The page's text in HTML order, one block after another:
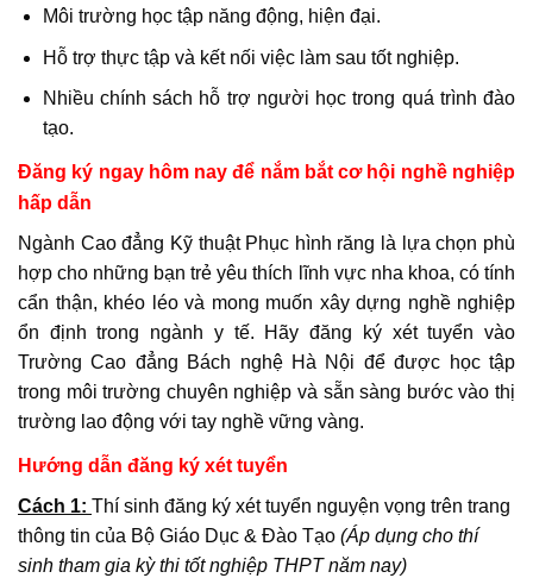
Môi trường học tập năng động, hiện đại.
Hỗ trợ thực tập và kết nối việc làm sau tốt nghiệp.
Nhiều chính sách hỗ trợ người học trong quá trình đào
tạo.
Đăng ký ngay hôm nay để nắm bắt cơ hội nghề nghiệp
hấp dẫn
Ngành Cao đẳng Kỹ thuật Phục hình răng là lựa chọn phù
hợp cho những bạn trẻ yêu thích lĩnh vực nha khoa, có tính
cẩn thận, khéo léo và mong muốn xây dựng nghề nghiệp
ổn định trong ngành y tế. Hãy đăng ký xét tuyển vào
Trường Cao đẳng Bách nghệ Hà Nội để được học tập
trong môi trường chuyên nghiệp và sẵn sàng bước vào thị
trường lao động với tay nghề vững vàng.
Hướng dẫn đăng ký xét tuyển
Cách 1: Thí sinh đăng ký xét tuyển nguyện vọng trên trang
thông tin của Bộ Giáo Dục & Đào Tạo (Áp dụng cho thí
sinh tham gia kỳ thi tốt nghiệp THPT năm nay)